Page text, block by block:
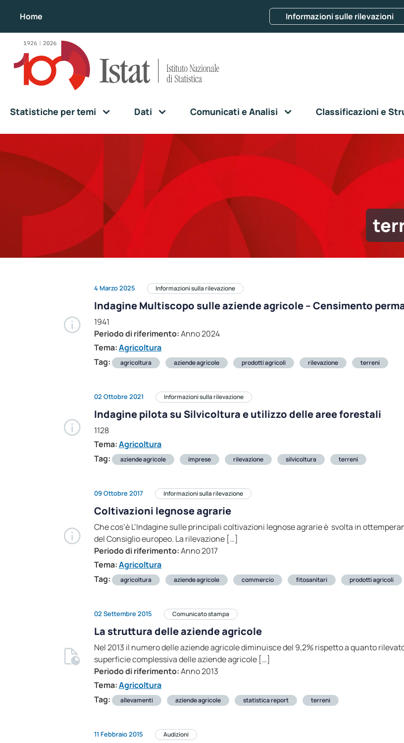
Home Informazioni sulle rilevazioni
Statistiche per temi Dati Comunicati e Analisi Classificazioni e
4 Marzo 2025 Informazioni sulla rilevazione
Indagine Multiscopo sulle aziende agricole – Censimento
1941
Periodo di riferimento:Anno 2024
Tema:Agricoltura
Tag:
agricoltura aziende agricole prodotti agricoli rilevazione terreni
02 Ottobre 2021 Informazioni sulla rilevazione
Indagine pilota su Silvicoltura e utilizzo delle aree forestali
1128
Tema:Agricoltura
Tag:
aziende agricole imprese rilevazione silvicoltura terreni
09 Ottobre 2017 Informazioni sulla rilevazione
Coltivazioni legnose agrarie
Che cos’è L’Indagine sulle principali coltivazioni legnose agrarie è svolta in
del Consiglio europeo. La rilevazione […]
Periodo di riferimento:Anno 2017
Tema:Agricoltura
Tag:
agricoltura aziende agricole commercio fitosanitari prodotti agricoli
02 Settembre 2015 Comunicato stampa
La struttura delle aziende agricole
Nel 2013 il numero delle aziende agricole diminuisce del 9,2% rispetto a quanto
superficie complessiva delle aziende agricole […]
Periodo di riferimento:Anno 2013
Tema:Agricoltura
Tag:
allevamenti aziende agricole statistica report terreni
11 Febbraio 2015 Audizioni